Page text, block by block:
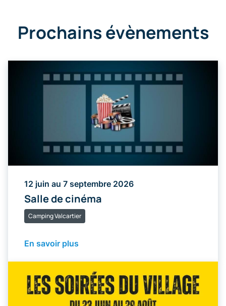
Prochains évènements
12 juin au 7 septembre 2026
Salle de cinéma
Camping Valcartier
En savoir plus